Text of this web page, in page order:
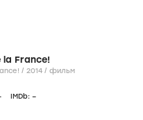
la France!
Qu'Allah bénisse la France! / 2014 / фильм
IMDb: –